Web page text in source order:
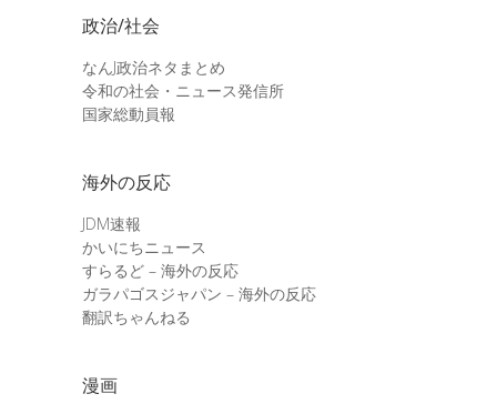
政治/社会
なんJ政治ネタまとめ
令和の社会・ニュース発信所
国家総動員報
海外の反応
JDM速報
かいにちニュース
すらるど – 海外の反応
ガラパゴスジャパン – 海外の反応
翻訳ちゃんねる
漫画